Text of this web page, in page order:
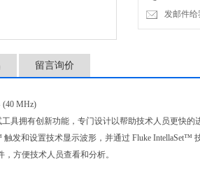
发邮件给
留言询价
(40 MHz)
工具拥有创新功能，专门设计以帮助技术人员更快
发和设置技术显示波形，并通过 Fluke IntellaSet™
方便技术人员查看和分析。